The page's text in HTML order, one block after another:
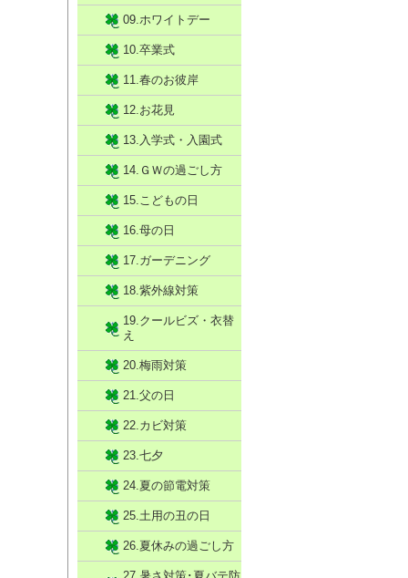
09.ホワイトデー
10.卒業式
11.春のお彼岸
12.お花見
13.入学式・入園式
14.ＧＷの過ごし方
15.こどもの日
16.母の日
17.ガーデニング
18.紫外線対策
19.クールビズ・衣替
え
20.梅雨対策
21.父の日
22.カビ対策
23.七夕
24.夏の節電対策
25.土用の丑の日
26.夏休みの過ごし方
27.暑さ対策･夏バテ防